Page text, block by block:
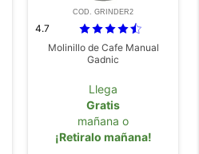
COD. GRINDER2
4.7
Molinillo de Cafe Manual
Gadnic
Llega
Gratis
mañana o
¡Retiralo mañana!